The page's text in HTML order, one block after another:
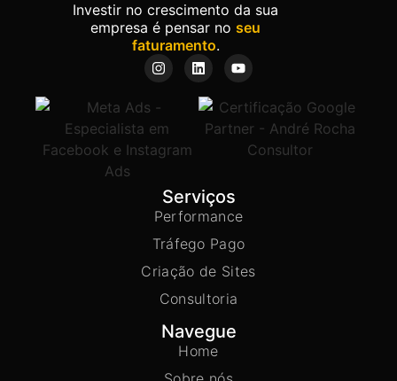
Investir no crescimento da sua
empresa é pensar no seu
faturamento.
Serviços
Performance
Tráfego Pago
Criação de Sites
Consultoria
Navegue
Home